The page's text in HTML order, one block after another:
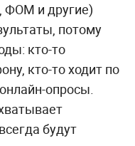
и другие)
потому
кто-то
кто-то ходит по
опросы.
будут